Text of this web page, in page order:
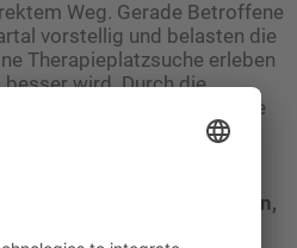
Weg. Gerade Betroffene
vorstellig und belasten die
Therapieplatzsuche erleben
wird. Durch die
Betroffenen eine schnellere
wird.
beispielsweise für Patienten,